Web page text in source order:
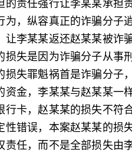
，纵容真正的诈骗分子
让李某某返还赵某某被诈
损失是因为诈骗分子从事
失罪魁祸首是诈骗分子
资金，李某某与赵某某一
卡，赵某某的损失不符
错误，本案赵某某的损
任，而不是全部损失由